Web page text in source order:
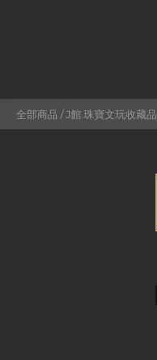
全部商品 /J館.珠寶文玩收藏品